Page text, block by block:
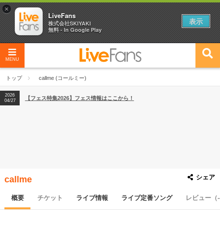
MENU
トップ callme (コールミー)
2026
04/27
2026
【ライブ動員ランキング】2026年上半期編発表！
2026
04/27
【フェス特集2026】フェス情報はここから！
callme シェア
概要 チケット ライブ情報 ライブ定番ソング レビュー（
×
LiveFans
株式会社SKIYAKI
無料 - In Google Play
表示